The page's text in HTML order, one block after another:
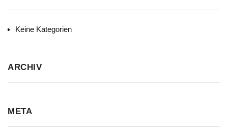
Keine Kategorien
ARCHIV
META